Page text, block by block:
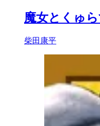
魔女とくゅ
柴田康平